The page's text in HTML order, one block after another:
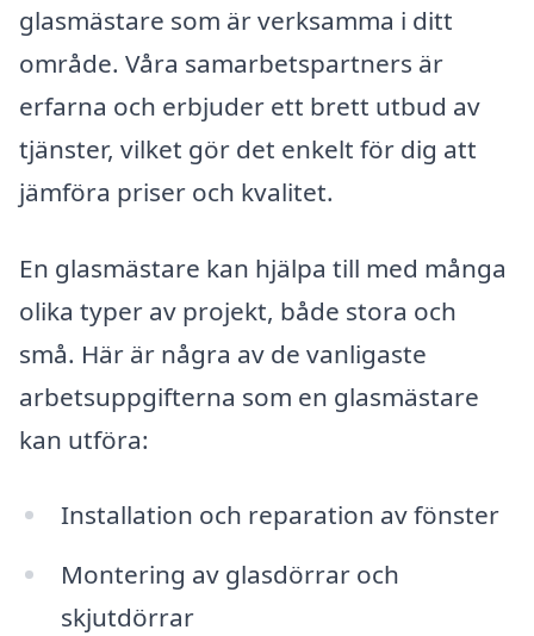
glasmästare som är verksamma i ditt
område. Våra samarbetspartners är
erfarna och erbjuder ett brett utbud av
tjänster, vilket gör det enkelt för dig att
jämföra priser och kvalitet.
En glasmästare kan hjälpa till med många
olika typer av projekt, både stora och
små. Här är några av de vanligaste
arbetsuppgifterna som en glasmästare
kan utföra:
Installation och reparation av fönster
Montering av glasdörrar och
skjutdörrar